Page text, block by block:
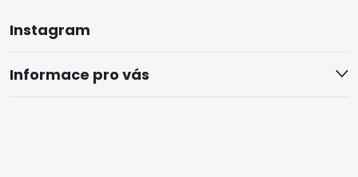
Instagram
Informace pro vás